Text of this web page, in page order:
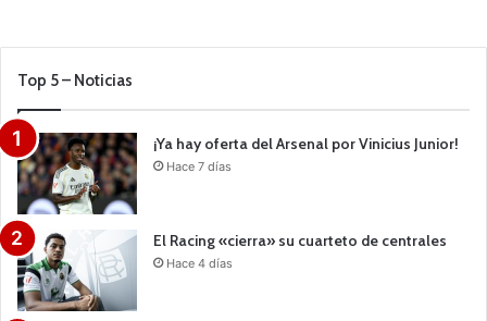
Top 5 – Noticias
¡Ya hay oferta del Arsenal por Vinicius Junior!
Hace 7 días
El Racing «cierra» su cuarteto de centrales
Hace 4 días